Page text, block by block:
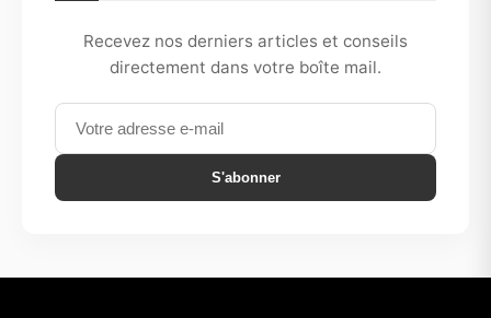
Recevez nos derniers articles et conseils
directement dans votre boîte mail.
S'abonner